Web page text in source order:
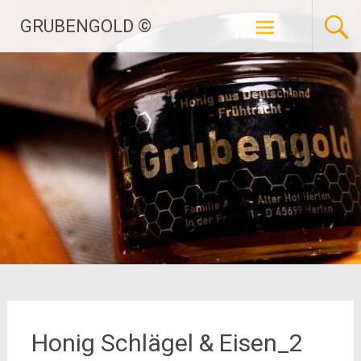
Inhalt
springen
GRUBENGOLD ©
Honig Schlägel & Eisen_2